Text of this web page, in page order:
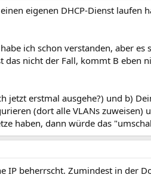
eigenen DHCP-Dienst laufen
ich schon verstanden, aber es
nicht der Fall, kommt B eben
jetzt erstmal ausgehe?) und b)
(dort alle VLANs zuweisen)
haben, dann würde das
IP beherrscht. Zumindest in der